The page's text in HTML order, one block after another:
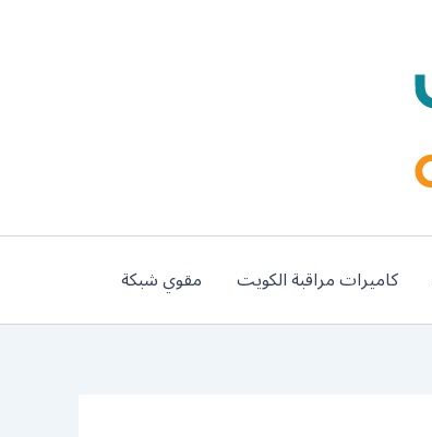
كاميرات مراقبة الكويت مقوي شبكة